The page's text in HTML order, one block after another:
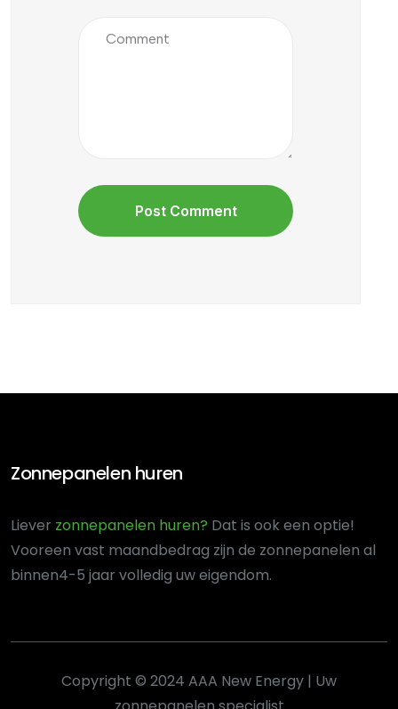
Zonnepanelen huren
Liever zonnepanelen huren? Dat is ook een optie!
Vooreen vast maandbedrag zijn de zonnepanelen al
binnen4-5 jaar volledig uw eigendom.
Copyright © 2024 AAA New Energy | Uw